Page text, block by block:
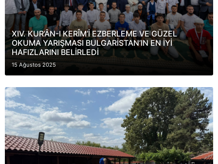
XIV. KUR’ÂN-I KERÎM’İ EZBERLEME VE GÜZEL
OKUMA YARIŞMASI BULGARİSTAN’IN EN İYİ
HAFIZLARINI BELİRLEDİ
15 Ağustos 2025